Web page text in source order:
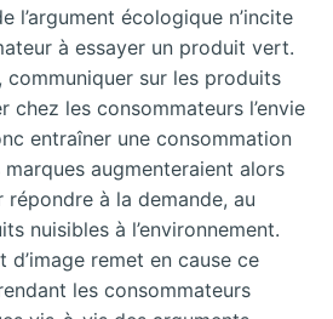
l’argument écologique n’incite
à essayer un produit vert.
communiquer sur les produits
les consommateurs l’envie
entraîner une consommation
augmenteraient alors
à la demande, au
nuisibles à l’environnement.
d’image remet en cause ce
les consommateurs